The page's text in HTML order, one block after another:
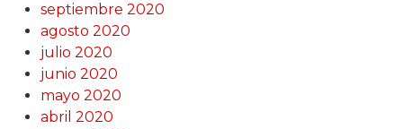
septiembre 2020
agosto 2020
julio 2020
junio 2020
mayo 2020
abril 2020